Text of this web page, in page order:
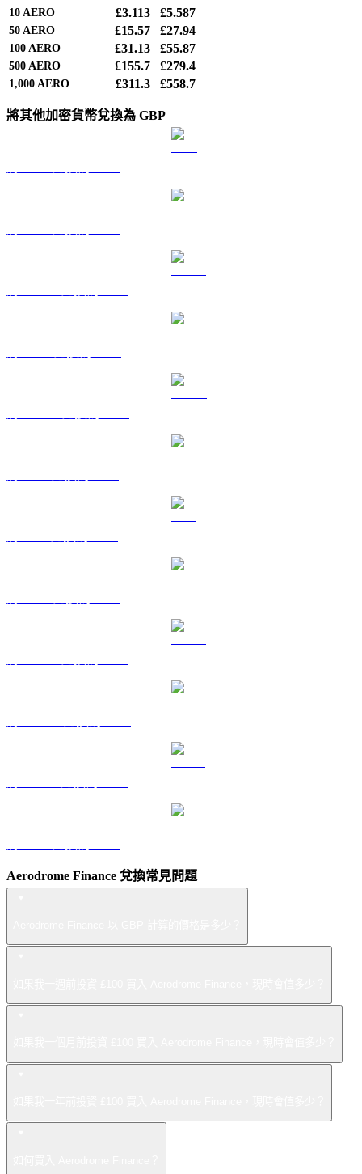
10 AERO £3.113 £5.587
50 AERO £15.57 £27.94
100 AERO £31.13 £55.87
500 AERO £155.7 £279.4
1,000 AERO £311.3 £558.7
將其他加密貨幣兌換為 GBP
Aerodrome Finance 兌換常見問題